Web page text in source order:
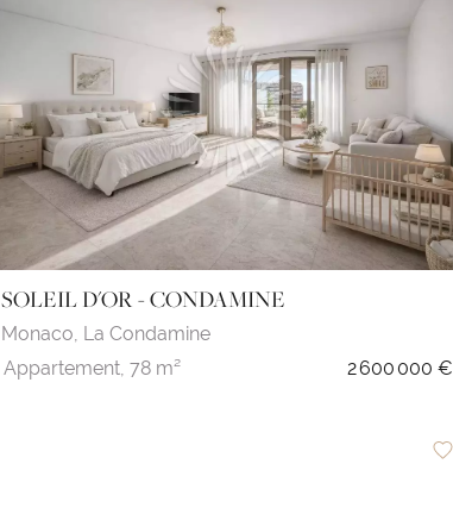
SOLEIL D'OR - CONDAMINE
Monaco, La Condamine
Appartement, 78 m² 2 600 000 €